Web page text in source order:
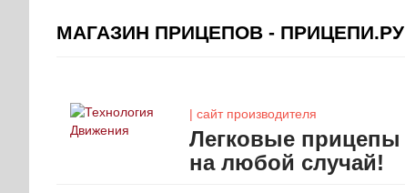
МАГАЗИН ПРИЦЕПОВ - ПРИЦЕПИ.РУ
| сайт производителя
Легковые прицепы
на любой случай!